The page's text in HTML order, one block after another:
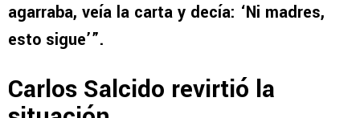
agarraba, veía la carta y decía: ‘Ni madres,
esto sigue’”.
Carlos Salcido revirtió la